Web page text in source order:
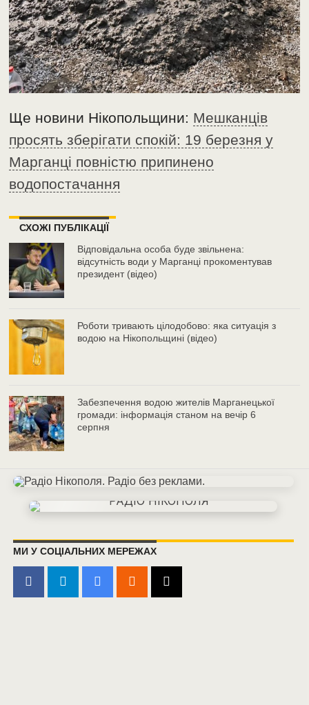
Ще новини Нікопольщини: Мешканців
просять зберігати спокій: 19 березня у
Марганці повністю припинено
водопостачання
СХОЖІ ПУБЛІКАЦІЇ
Відповідальна особа буде звільнена:
відсутність води у Марганці прокоментував
президент (відео)
Роботи тривають цілодобово: яка ситуація з
водою на Нікопольщині (відео)
Забезпечення водою жителів Марганецької
громади: інформація станом на вечір 6
серпня
МИ У СОЦІАЛЬНИХ МЕРЕЖАХ